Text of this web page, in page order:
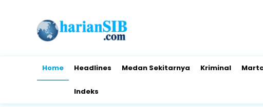
Home Headlines Medan Sekitarnya Kriminal
Indeks